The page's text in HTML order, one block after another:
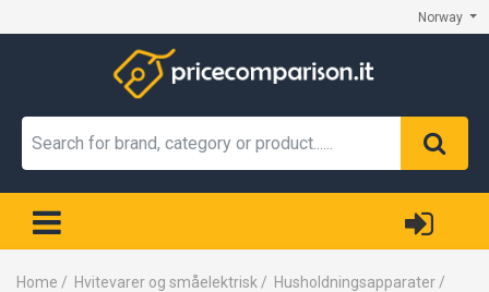
Norway
Home / Hvitevarer og småelektrisk / Husholdningsapparater /